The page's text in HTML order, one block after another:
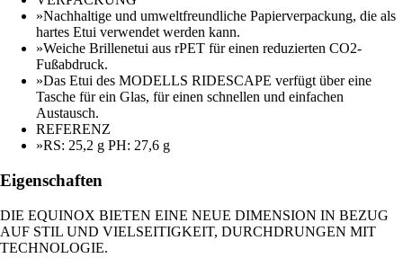
»Nachhaltige und umweltfreundliche Papierverpackung, die als
hartes Etui verwendet werden kann.
»Weiche Brillenetui aus rPET für einen reduzierten CO2-
Fußabdruck.
»Das Etui des MODELLS RIDESCAPE verfügt über eine
Tasche für ein Glas, für einen schnellen und einfachen
Austausch.
REFERENZ
»RS: 25,2 g PH: 27,6 g
Eigenschaften
DIE EQUINOX BIETEN EINE NEUE DIMENSION IN BEZUG
AUF STIL UND VIELSEITIGKEIT, DURCHDRUNGEN MIT
TECHNOLOGIE.